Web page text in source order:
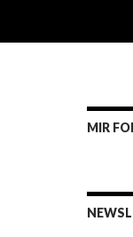
MIR